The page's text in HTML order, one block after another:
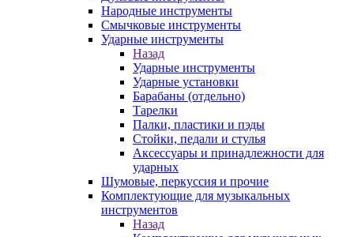
Народные инструменты
Смычковые инструменты
Ударные инструменты
Назад
Ударные инструменты
Ударные установки
Барабаны (отдельно)
Тарелки
Палки, пластики и пэды
Стойки, педали и стулья
Аксессуары и принадлежности для
ударных
Шумовые, перкуссия и прочие
Комплектующие для музыкальных
инструментов
Назад